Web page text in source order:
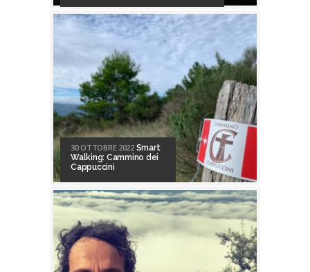
30 OTTOBRE 2022 Smart
Walking: Cammino dei
Cappuccini